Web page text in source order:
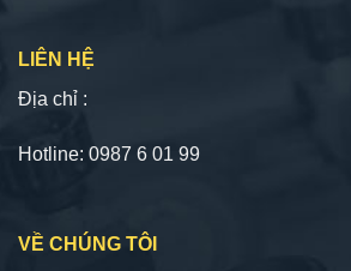
LIÊN HỆ
Địa chỉ :
Hotline: 0987 6 01 99
VỀ CHÚNG TÔI